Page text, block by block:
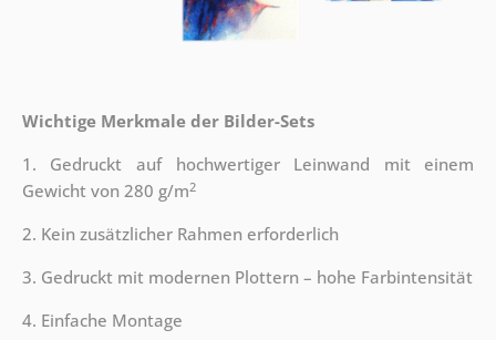
Wichtige Merkmale der Bilder-Sets
1. Gedruckt auf hochwertiger Leinwand mit einem
Gewicht von 280 g/m2
2. Kein zusätzlicher Rahmen erforderlich
3. Gedruckt mit modernen Plottern – hohe Farbintensität
4. Einfache Montage